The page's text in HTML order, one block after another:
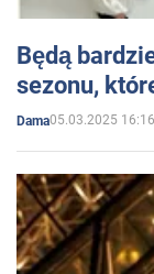
Będą
sezonu,
Dama05.03.2025 16:16